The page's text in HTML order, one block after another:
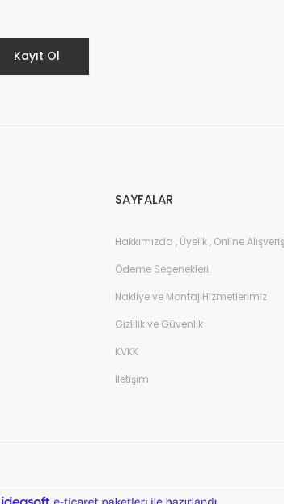
Kayıt Ol
SAYFALAR
Hakkımızda , Üyelik , Online Alışveriş
Ödeme Seçenekleri
Nakliye ve Montaj Hizmetlerimiz
Gizlilik ve Güvenlik
KVKK
İletişim
ideasoft